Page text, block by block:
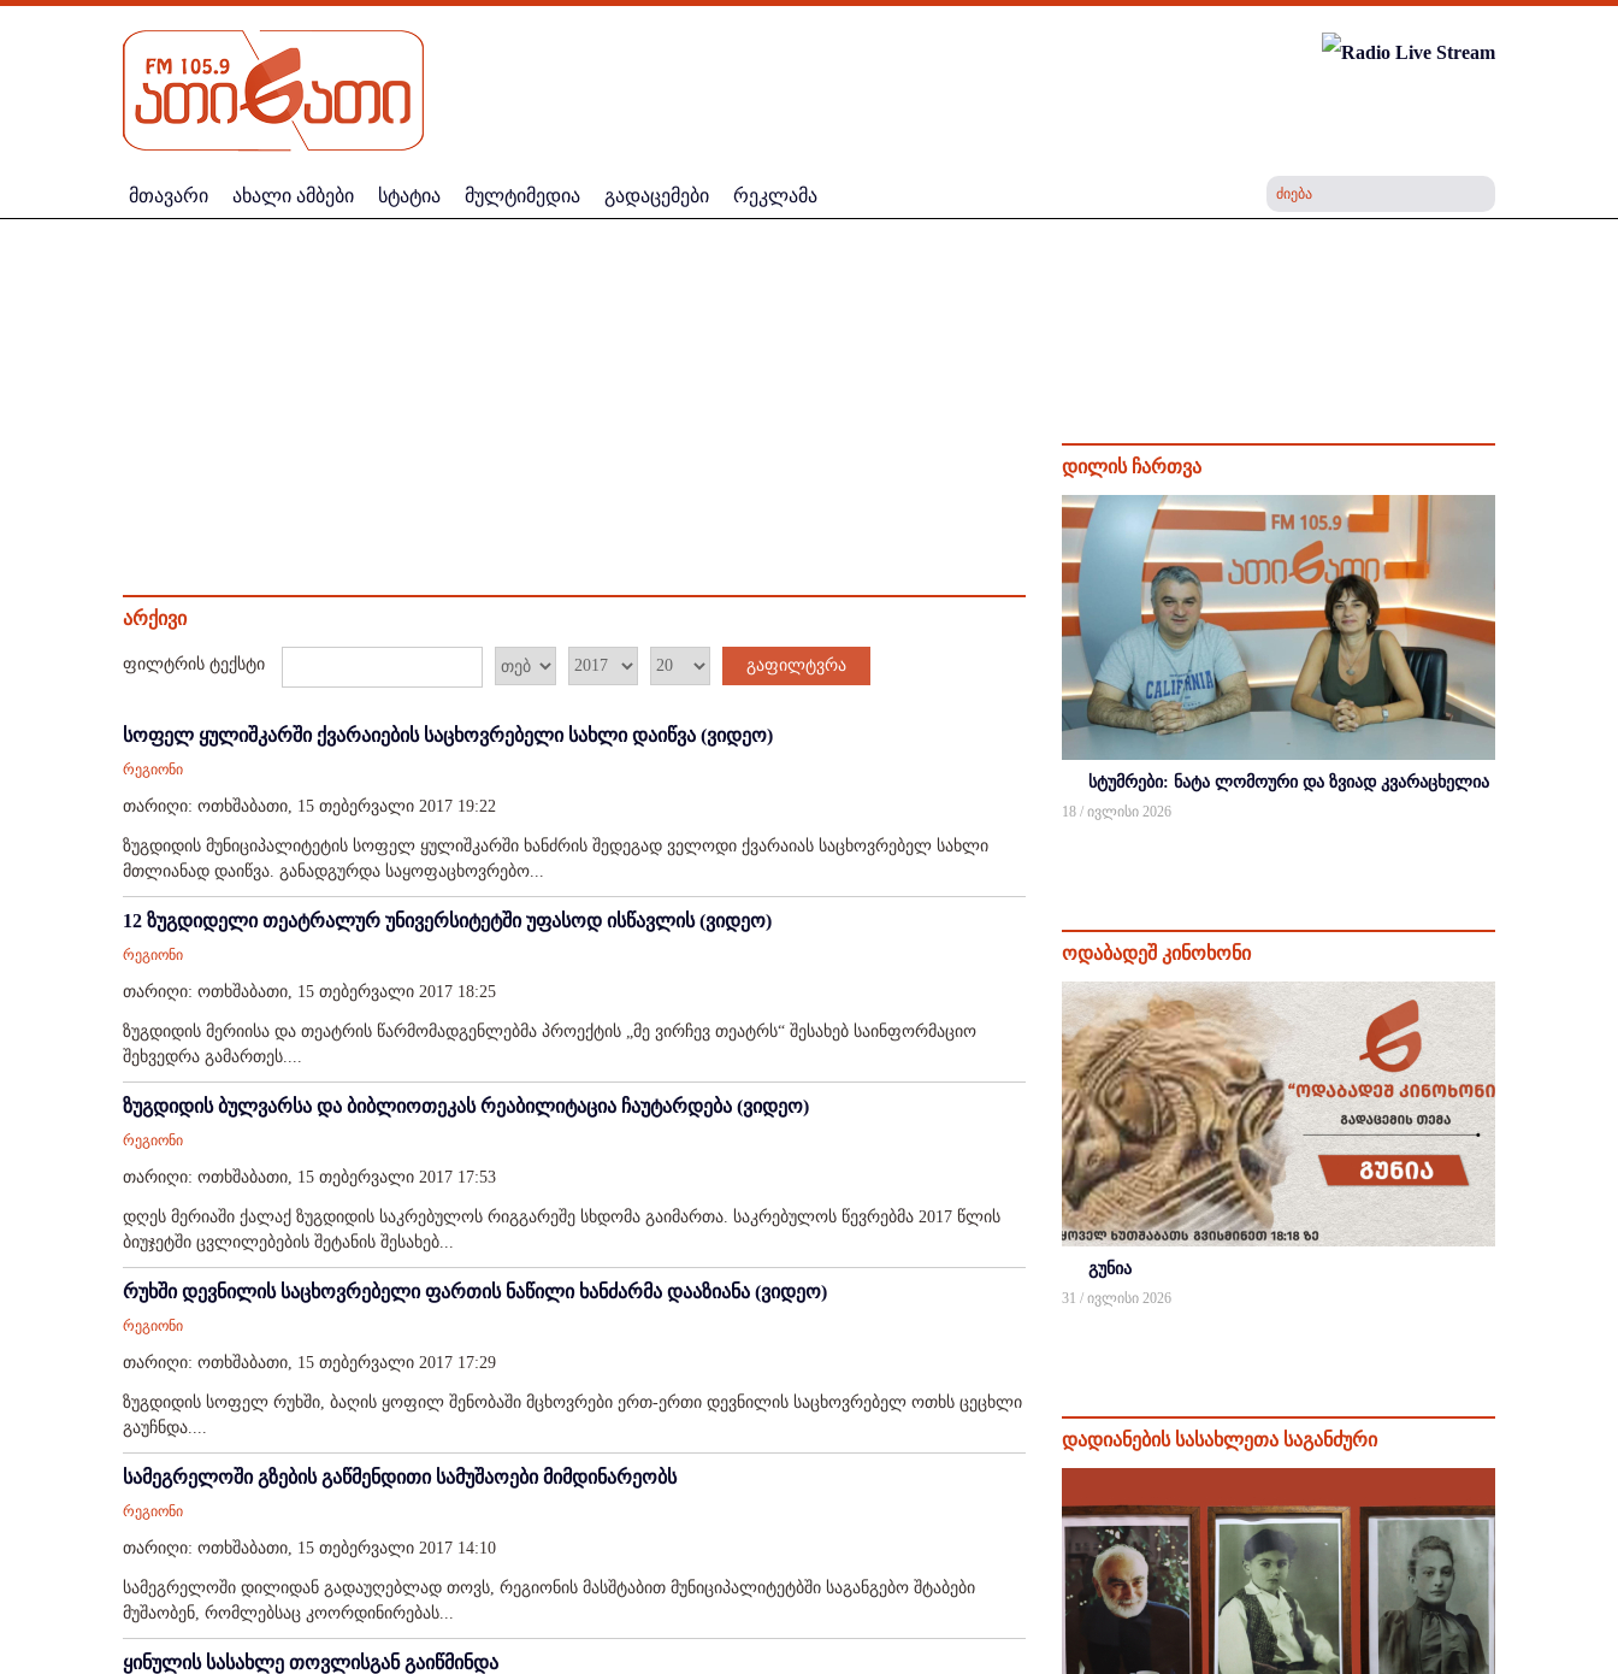
მთავარი ახალი ამბები სტატია მულტიმედია გადაცემები რეკლამა
არქივი
ფილტრის ტექსტი გაფილტვრა
სოფელ ყულიშკარში ქვარაიების საცხოვრებელი სახლი დაიწვა (ვიდეო)
რეგიონი
თარიღი: ოთხშაბათი, 15 თებერვალი 2017 19:22
ზუგდიდის მუნიციპალიტეტის სოფელ ყულიშკარში ხანძრის შედეგად ველოდი ქვარაიას საცხოვრებელ სახლი
მთლიანად დაიწვა. განადგურდა საყოფაცხოვრებო...
12 ზუგდიდელი თეატრალურ უნივერსიტეტში უფასოდ ისწავლის (ვიდეო)
რეგიონი
თარიღი: ოთხშაბათი, 15 თებერვალი 2017 18:25
ზუგდიდის მერიისა და თეატრის წარმომადგენლებმა პროექტის „მე ვირჩევ თეატრს“ შესახებ საინფორმაციო
შეხვედრა გამართეს....
ზუგდიდის ბულვარსა და ბიბლიოთეკას რეაბილიტაცია ჩაუტარდება (ვიდეო)
რეგიონი
თარიღი: ოთხშაბათი, 15 თებერვალი 2017 17:53
დღეს მერიაში ქალაქ ზუგდიდის საკრებულოს რიგგარეშე სხდომა გაიმართა. საკრებულოს წევრებმა 2017 წლის
ბიუჯეტში ცვლილებების შეტანის შესახებ...
რუხში დევნილის საცხოვრებელი ფართის ნაწილი ხანძარმა დააზიანა (ვიდეო)
რეგიონი
თარიღი: ოთხშაბათი, 15 თებერვალი 2017 17:29
ზუგდიდის სოფელ რუხში, ბაღის ყოფილ შენობაში მცხოვრები ერთ-ერთი დევნილის საცხოვრებელ ოთხს ცეცხლი
გაუჩნდა....
სამეგრელოში გზების გაწმენდითი სამუშაოები მიმდინარეობს
რეგიონი
თარიღი: ოთხშაბათი, 15 თებერვალი 2017 14:10
სამეგრელოში დილიდან გადაუღებლად თოვს, რეგიონის მასშტაბით მუნიციპალიტეტბში საგანგებო შტაბები
მუშაობენ, რომლებსაც კოორდინირებას...
ყინულის სასახლე თოვლისგან გაიწმინდა
დილის ჩართვა
სტუმრები: ნატა ლომოური და ზვიად კვარაცხელია
18 / ივლისი 2026
ოდაბადეშ კინოხონი
გუნია
31 / ივლისი 2026
დადიანების სასახლეთა საგანძური